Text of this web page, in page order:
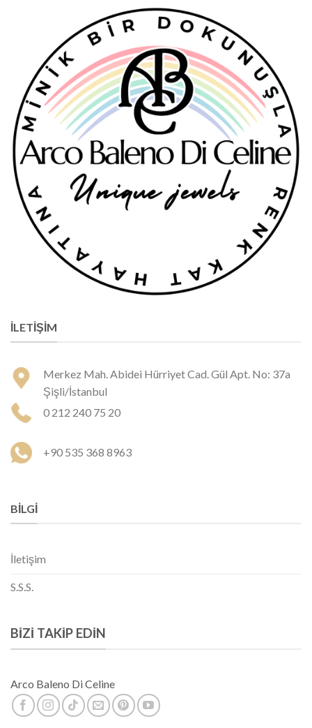
İLETIŞIM
Merkez Mah. Abidei Hürriyet Cad. Gül Apt. No: 37a
Şişli/İstanbul
0 212 240 75 20
+90 535 368 8963
BILGI
İletişim
S.S.S.
BIZI TAKIP EDIN
Arco Baleno Di Celine